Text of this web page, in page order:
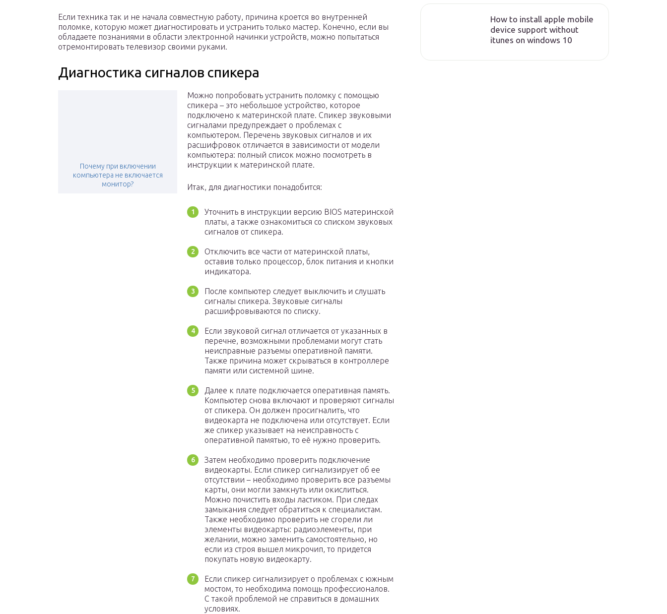
Если техника так и не начала совместную работу, причина кроется во внутренней
поломке, которую может диагностировать и устранить только мастер. Конечно, если вы
обладаете познаниями в области электронной начинки устройств, можно попытаться
отремонтировать телевизор своими руками.
Диагностика сигналов спикера
Почему при включении
компьютера не включается
монитор?
Можно попробовать устранить поломку с помощью
спикера – это небольшое устройство, которое
подключено к материнской плате. Спикер звуковыми
сигналами предупреждает о проблемах с
компьютером. Перечень звуковых сигналов и их
расшифровок отличается в зависимости от модели
компьютера: полный список можно посмотреть в
инструкции к материнской плате.
Итак, для диагностики понадобится:
Уточнить в инструкции версию BIOS материнской
платы, а также ознакомиться со списком звуковых
сигналов от спикера.
Отключить все части от материнской платы,
оставив только процессор, блок питания и кнопки
индикатора.
После компьютер следует выключить и слушать
сигналы спикера. Звуковые сигналы
расшифровываются по списку.
Если звуковой сигнал отличается от указанных в
перечне, возможными проблемами могут стать
неисправные разъемы оперативной памяти.
Также причина может скрываться в контроллере
памяти или системной шине.
Далее к плате подключается оперативная память.
Компьютер снова включают и проверяют сигналы
от спикера. Он должен просигналить, что
видеокарта не подключена или отсутствует. Если
же спикер указывает на неисправность с
оперативной памятью, то её нужно проверить.
Затем необходимо проверить подключение
видеокарты. Если спикер сигнализирует об ее
отсутствии – необходимо проверить все разъемы
карты, они могли замкнуть или окислиться.
Можно почистить входы ластиком. При следах
замыкания следует обратиться к специалистам.
Также необходимо проверить не сгорели ли
элементы видеокарты: радиоэлементы, при
желании, можно заменить самостоятельно, но
если из строя вышел микрочип, то придется
покупать новую видеокарту.
Если спикер сигнализирует о проблемах с южным
мостом, то необходима помощь профессионалов.
С такой проблемой не справиться в домашних
условиях.
How to install apple mobile
device support without
itunes on windows 10